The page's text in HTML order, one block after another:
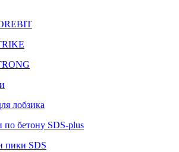
лобзика
по бетону SDS-plus
пики SDS